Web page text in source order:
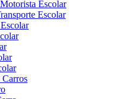
Escolar
Escolar
Carros